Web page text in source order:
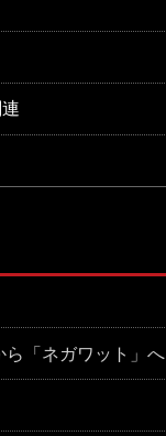
ら「ネガワット」へ